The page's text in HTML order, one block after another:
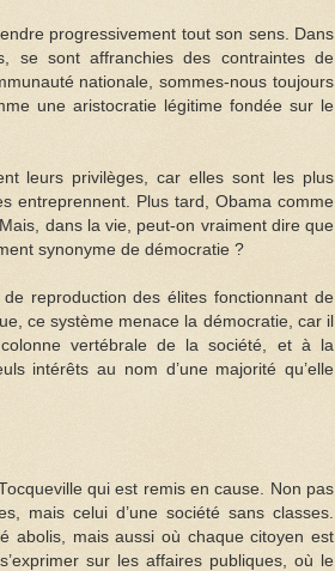
progressivement tout son sens. Dans
se sont affranchies des contraintes de
nationale, sommes-nous toujours
une aristocratie légitime fondée sur le
leurs privilèges, car elles sont les plus
entreprennent. Plus tard, Obama comme
dans la vie, peut-on vraiment dire que
synonyme de démocratie ?
reproduction des élites fonctionnant de
ce système menace la démocratie, car il
vertébrale de la société, et à la
intérêts au nom d’une majorité qu’elle
qui est remis en cause. Non pas
mais celui d’une société sans classes.
abolis, mais aussi où chaque citoyen est
sur les affaires publiques, où le